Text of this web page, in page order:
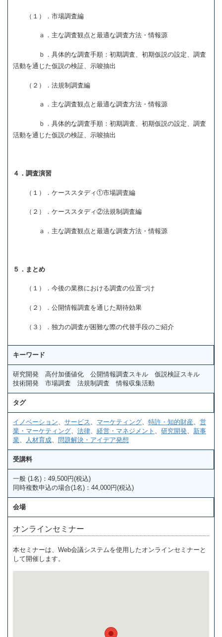
（１）．市場調査編
ａ．主な調査観点と最適な調査方法・情報源
ｂ．具体的な調査手順：初期調査、初期仮説の設定、調査
活動を通じた仮説の検証、示唆抽出
（２）．法規制調査編
ａ．主な調査観点と最適な調査方法・情報源
ｂ．具体的な調査手順：初期調査、初期仮説の設定、調査
活動を通じた仮説の検証、示唆抽出
４．調査演習
（１）．ケーススタディ①市場調査編
（２）．ケーススタディ②法規制調査編
ａ．主な調査観点と最適な調査方法・情報源
５．まとめ
（１）．今後の業務における調査の位置づけ
（２）．公開情報調査を通じた期待効果
（３）．独力の調査が困難な際の代替手段のご紹介
キーワード
研究開発 高付加価値化 公開情報調査スキル 仮説検証スキル
技術開発 市場調査 法規制調査 情報収集活動
タグ
イノベーション サービス マーケティング 特許・知的財産
営
業・マーケティング
法律 経営・マネジメント 研究開発
新事
業
人材育成 問題解決・アイデア発想
受講料
一般 (1名)：49,500円(税込)
同時複数申込の場合(1名)：44,000円(税込)
会場
オンラインセミナー
本セミナーは、Web会議システムを使用したオンラインセミナーと
して開催します。